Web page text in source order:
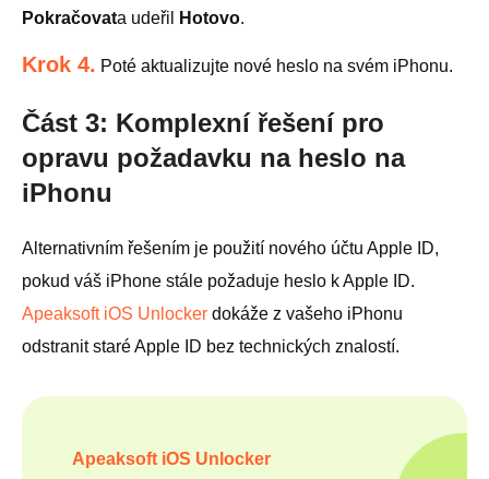
Pokračovata udeřil Hotovo.
Krok 4. Poté aktualizujte nové heslo na svém iPhonu.
Část 3: Komplexní řešení pro
opravu požadavku na heslo na
iPhonu
Alternativním řešením je použití nového účtu Apple ID,
pokud váš iPhone stále požaduje heslo k Apple ID.
Apeaksoft iOS Unlocker dokáže z vašeho iPhonu
odstranit staré Apple ID bez technických znalostí.
Apeaksoft iOS Unlocker